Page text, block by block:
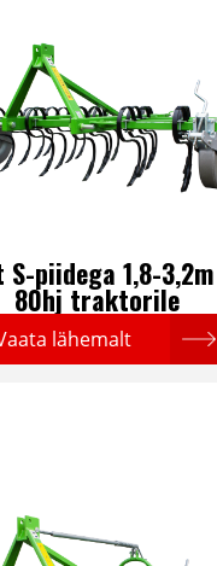
S-piidega 1,8-
80hj traktorile
lähemalt